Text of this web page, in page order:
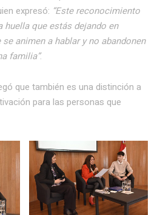
expresó: “Este reconocimiento
huella que estás dejando en
animen a hablar y no abandonen
familia”.
que también es una distinción a
para las personas que